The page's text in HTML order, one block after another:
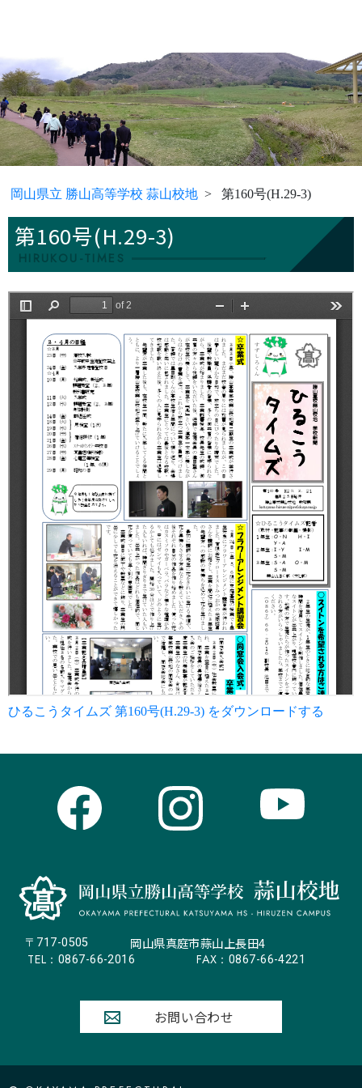
岡山県立 勝山高等学校 蒜山校地 第160号(H.29-3)
第160号(H.29-3)
HIRUKOU-TIMES
ひるこうタイムズ 第160号(H.29-3) をダウンロードする
〒717-0505 岡山県真庭市蒜山上長田4
TEL： 0867-66-2016 FAX： 0867-66-4221
お問い合わせ